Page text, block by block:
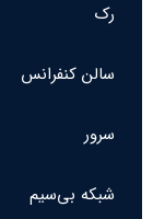
رک
سالن کنفرانس
سرور
شبکه بی‌سیم